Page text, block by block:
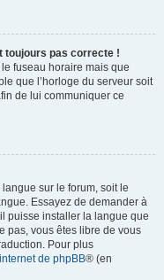
toujours pas correcte !
fuseau horaire mais que
que l’horloge du serveur soit
de lui communiquer ce
sur le forum, soit le
Essayez de demander à
puisse installer la langue que
pas, vous êtes libre de vous
Pour plus
de phpBB® (en